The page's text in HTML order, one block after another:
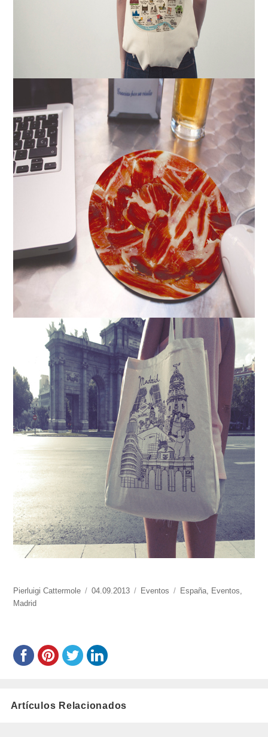
https://www.experimenta.es/author/pierluigi-
cattermole/
Pierluigi Cattermole
Publicado
04.09.2013 Categorías
Eventos Etiquetas
España, Eventos,
Madrid
Artículos Relacionados